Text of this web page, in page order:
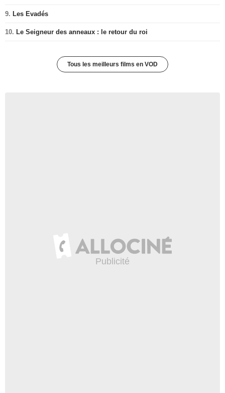
9. Les Evadés
10. Le Seigneur des anneaux : le retour du roi
Tous les meilleurs films en VOD